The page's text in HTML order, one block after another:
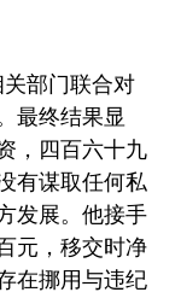
部门联合对
最终结果显
，四百六十九
有谋取任何私
发展。他接手
元，移交时净
在挪用与违纪